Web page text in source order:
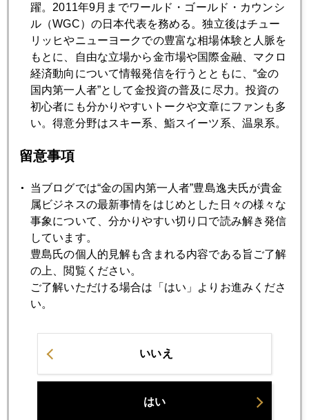
2026年05月20日
国際金価格、４４００ドル台に下落
2026年05月19日
金・プラチナ急落、米金利上昇で妙味低下？
金、４７００ドルから４５００ドルへ下落
2026年05月15日
次期ＦＲＢ議長ウォーシュ氏、いよいよデビューへ
2026年05月13日
４０００ドルまで調整説も
マガーリの自家製生ハム完成～
躍。2011年9月までワールド・ゴールド・カウンシ
ル（WGC）の日本代表を務める。独立後はチュー
リッヒやニューヨークでの豊富な相場体験と人脈を
もとに、自由な立場から金市場や国際金融、マクロ
経済動向について情報発信を行うとともに、“金の
国内第一人者”として金投資の普及に尽力。投資の
初心者にも分かりやすいトークや文章にファンも多
い。得意分野はスキー系、鮨スイーツ系、温泉系。
留意事項
当ブログでは“金の国内第一人者”豊島逸夫氏が貴金
属ビジネスの最新事情をはじめとした日々の様々な
事象について、分かりやすい切り口で読み解き発信
しています。
豊島氏の個人的見解も含まれる内容である旨ご了解
の上、閲覧ください。
ご了解いただける場合は「はい」よりお進みくださ
い。
いいえ
はい